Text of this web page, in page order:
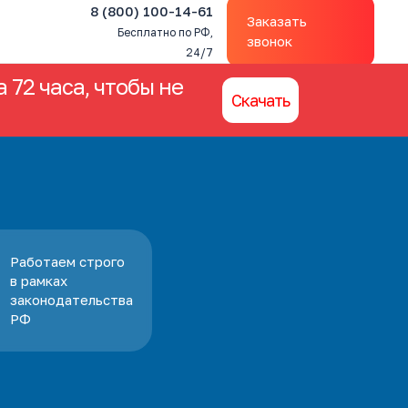
8 (800) 100-14-61
Бесплатно по РФ,
24/7
Заказать
звонок
часа, чтобы не
Скачать
Работаем строго
в рамках
законодательства
РФ